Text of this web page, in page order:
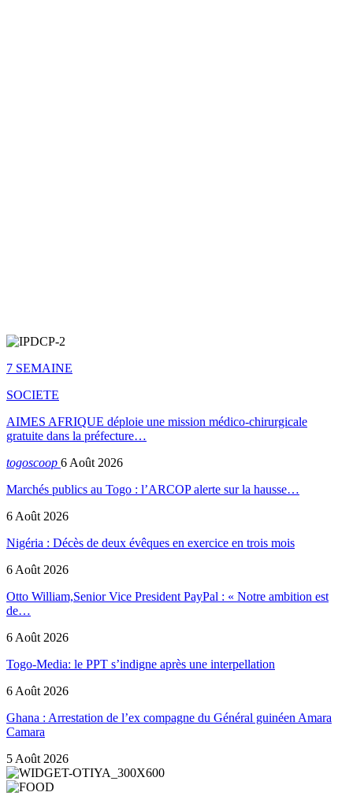
7 SEMAINE
SOCIETE
AIMES AFRIQUE déploie une mission médico-chirurgicale
gratuite dans la préfecture…
togoscoop 6 Août 2026
Marchés publics au Togo : l’ARCOP alerte sur la hausse…
6 Août 2026
Nigéria : Décès de deux évêques en exercice en trois mois
6 Août 2026
Otto William,Senior Vice President PayPal : « Notre ambition est
de…
6 Août 2026
Togo-Media: le PPT s’indigne après une interpellation
6 Août 2026
Ghana : Arrestation de l’ex compagne du Général guinéen Amara
Camara
5 Août 2026